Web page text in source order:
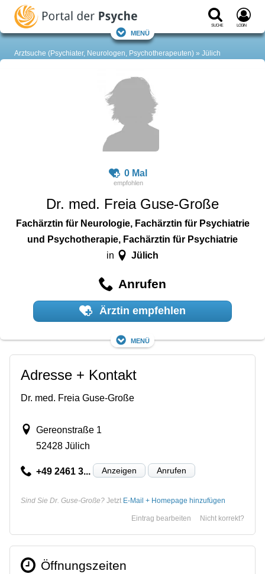
Suche Login
Menü
Arztsuche (Psychiater, Neurologen, Psychotherapeuten) Jülich
0 Mal
Dr. med. Freia Guse-Große
Fachärztin für Neurologie, Fachärztin für Psychiatrie
und Psychotherapie, Fachärztin für Psychiatrie
in Jülich
Anrufen
Ärztin empfehlen
Menü
Adresse + Kontakt
Dr. med. Freia Guse-Große
Gereonstraße 1
52428 Jülich
+49 2461 3... Anzeigen Anrufen
Sind Sie Dr. Guse-Große? Jetzt E-Mail + Homepage hinzufügen
Nicht korrekt?
Eintrag bearbeiten
Öffnungszeiten